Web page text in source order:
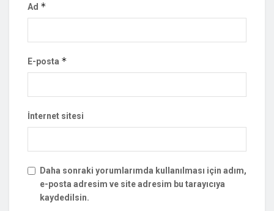
Ad *
E-posta *
İnternet sitesi
Daha sonraki yorumlarımda kullanılması için adım,
e-posta adresim ve site adresim bu tarayıcıya
kaydedilsin.